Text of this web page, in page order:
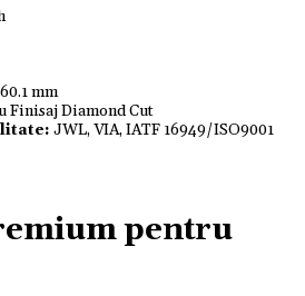
60.1 mm
Finisaj Diamond Cut
JWL, VIA, IATF 16949/ISO9001
pentru